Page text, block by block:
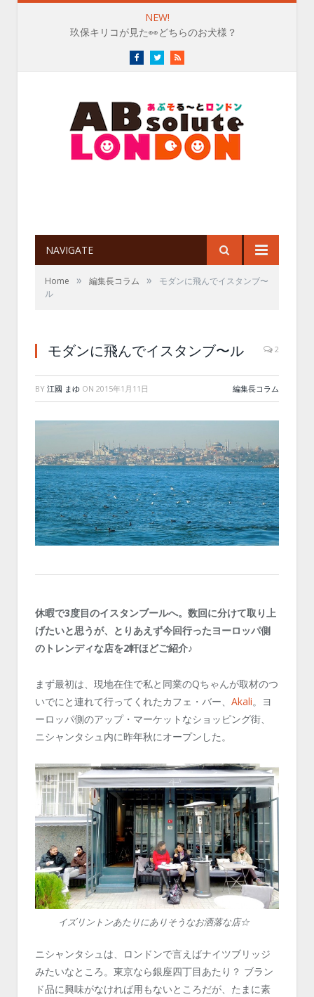
NEW!
玖保キリコが見た👀どちらのお犬様？
FacebookTwitterRSS
NAVIGATE
Home » 編集長コラム »
モダンに飛んでイスタンブ〜
ル
モダンに飛んでイスタンブ〜ル 2
BY 江國 まゆ ON 2015年1月11日 編集長コラム
休暇で3度目のイスタンブールへ。数回に分けて取り上
げたいと思うが、とりあえず今回行ったヨーロッパ側
のトレンディな店を2軒ほどご紹介♪
まず最初は、現地在住で私と同業のQちゃんが取材のつ
いでにと連れて行ってくれたカフェ・バー、 Akali。ヨ
ーロッパ側のアップ・マーケットなショッピング街、
ニシャンタシュ内に昨年秋にオープンした。
イズリントンあたりにありそうなお洒落な店☆
ニシャンタシュは、ロンドンで言えばナイツブリッジ
みたいなところ。東京なら銀座四丁目あたり？ ブラン
ド品に興味がなければ用もないところだが、たまに素